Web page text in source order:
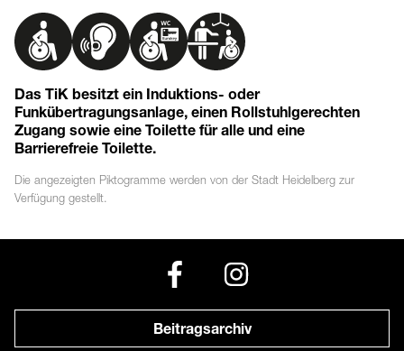
Das TiK besitzt ein Induktions- oder
Funkübertragungsanlage, einen Rollstuhlgerechten
Zugang sowie eine Toilette für alle und eine
Barrierefreie Toilette.
Die angezeigten Piktogramme werden von der Stadt Heidelberg zur
Verfügung gestellt.
Beitragsarchiv